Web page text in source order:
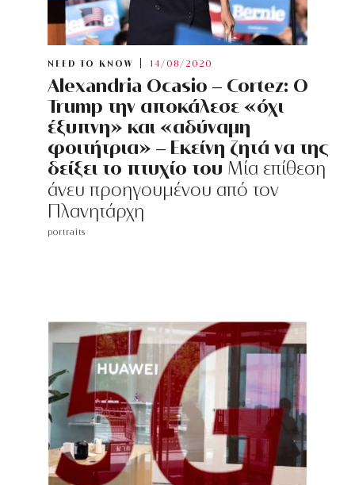
NEED TO KNOW 14/08/2020
Alexandria Ocasio – Cortez: O
Trump την αποκάλεσε «όχι
έξυπνη» και «αδύναμη
φοιτήτρια» – Εκείνη ζητά να της
δείξει το πτυχίο του Μία επίθεση
άνευ προηγουμένου από τον
Πλανητάρχη
portraits